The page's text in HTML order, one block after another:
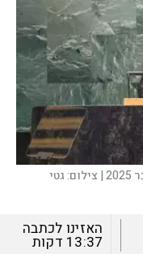
| צילום:גטי
האזינו לכתבה
13:37 דקות